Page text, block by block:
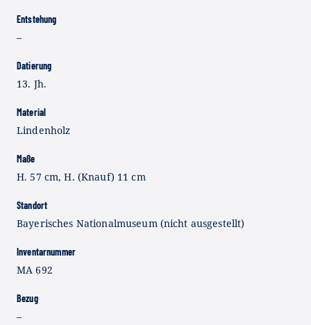
Entstehung
–
Datierung
13. Jh.
Material
Lindenholz
Maße
H. 57 cm, H. (Knauf) 11 cm
Standort
Bayerisches Nationalmuseum (nicht ausgestellt)
Inventarnummer
MA 692
Bezug
–